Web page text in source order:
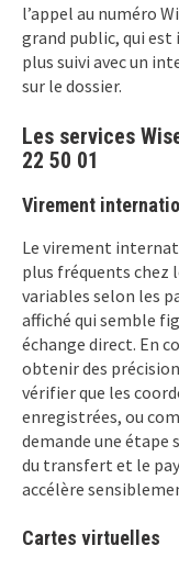
l’appel au numéro
grand public, qui est
plus suivi avec un
sur le dossier.
Les services
22 50 01
Virement
Le virement
plus fréquents chez
variables selon les
affiché qui semble
échange direct. En
obtenir des
vérifier que les
enregistrées, ou
demande une étape
du transfert et le
accélère
Cartes virtuelles